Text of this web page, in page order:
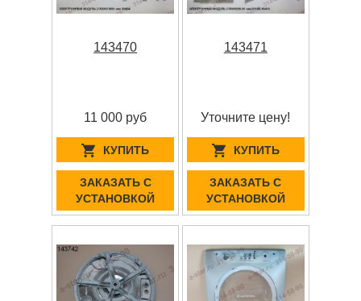
143470
11 000 руб
КУПИТЬ
ЗАКАЗАТЬ С
УСТАНОВКОЙ
143471
Уточните цену!
КУПИТЬ
ЗАКАЗАТЬ С
УСТАНОВКОЙ